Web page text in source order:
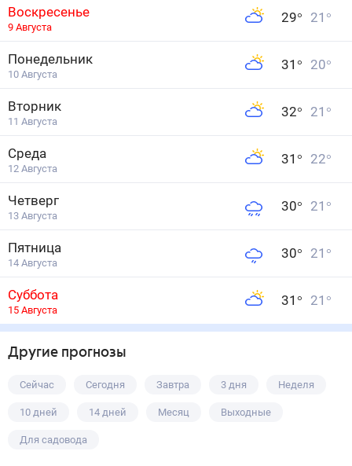
Воскресенье
9 Августа
29° 21 °
Понедельник
10 Августа
31 ° 20°
Вторник
11 Августа
32° 21 °
Среда
12 Августа
31 ° 22°
Четверг
13 Августа
30° 21 °
Пятница
14 Августа
30° 21 °
Суббота
15 Августа
31 ° 21 °
Другие прогнозы
Сейчас Сегодня Завтра 3 дня Неделя
10 дней 14 дней Месяц Выходные
Для садовода